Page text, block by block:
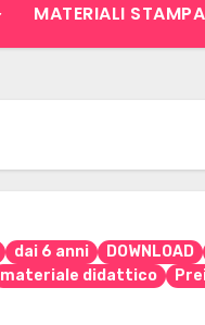
MATERIALI
dai 6 anni DOWNLOAD
materiale didattico